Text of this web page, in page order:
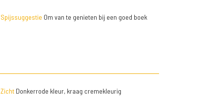
Spijssuggestie Om van te genieten bij een goed boek
ZichtDonkerrode kleur, kraag cremekleurig